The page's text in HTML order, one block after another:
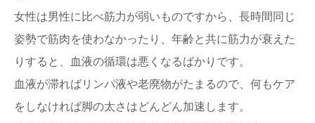
女性は男性に比べ筋力が弱いものですから、長時間同じ
姿勢で筋肉を使わなかったり、年齢と共に筋力が衰えた
りすると、血液の循環は悪くなるばかりです。
血液が滞ればリンパ液や老廃物がたまるので、何もケア
をしなければ脚の太さはどんどん加速します。